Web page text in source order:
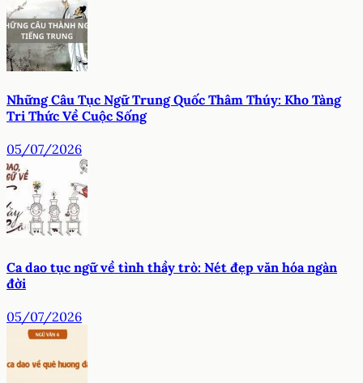
Những Câu Tục Ngữ Trung Quốc Thâm Thúy: Kho Tàng
Tri Thức Về Cuộc Sống
05/07/2026
Ca dao tục ngữ về tình thầy trò: Nét đẹp văn hóa ngàn
đời
05/07/2026